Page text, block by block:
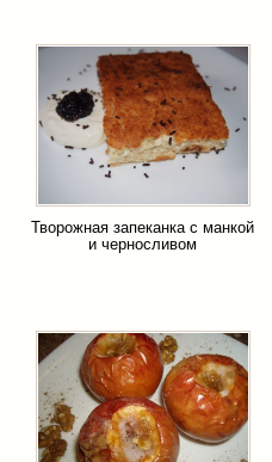
Творожная запеканка с манкой
и черносливом